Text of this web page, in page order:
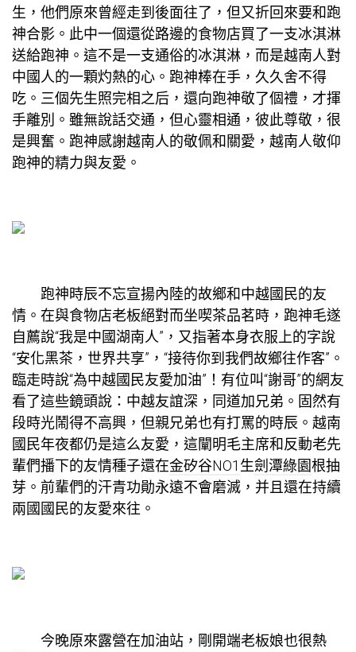
生，他們原來曾經走到後面往了，但又折回來要和跑
神合影。此中一個還從路邊的食物店買了一支冰淇淋
送給跑神。這不是一支通俗的冰淇淋，而是越南人對
中國人的一顆灼熱的心。跑神棒在手，久久舍不得
吃。三個先生照完相之后，還向跑神敬了個禮，才揮
手離別。雖無說話交通，但心靈相通，彼此尊敬，很
是興奮。跑神感謝越南人的敬佩和關愛，越南人敬仰
跑神的精力與友愛。
跑神時辰不忘宣揚內陸的故鄉和中越國民的友
情。在與食物店老板絕對而坐喫茶品茗時，跑神毛遂
自薦說“我是中國湖南人”，又指著本身衣服上的字說
“安化黑茶，世界共享”，“接待你到我們故鄉往作客”。
臨走時說“為中越國民友愛加油”！有位叫“謝哥”的網友
看了這些鏡頭說：中越友誼深，同道加兄弟。固然有
段時光鬧得不高興，但親兄弟也有打罵的時辰。越南
國民年夜都仍是這么友愛，這闡明毛主席和反動老先
輩們播下的友情種子還在金矽谷NO1 生劍潭綠園根抽
芽。前輩們的汗青功勛永遠不會磨滅，并且還在持續
兩國國民的友愛來往。
今晚原來露營在加油站，剛開端老板娘也很熱